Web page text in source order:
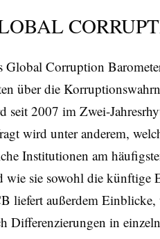
Global Corruption
über die
seit 2007 im Zwei-
wird unter anderem,
Institutionen am
wie sie sowohl die künftige
liefert außerdem
Differenzierungen in